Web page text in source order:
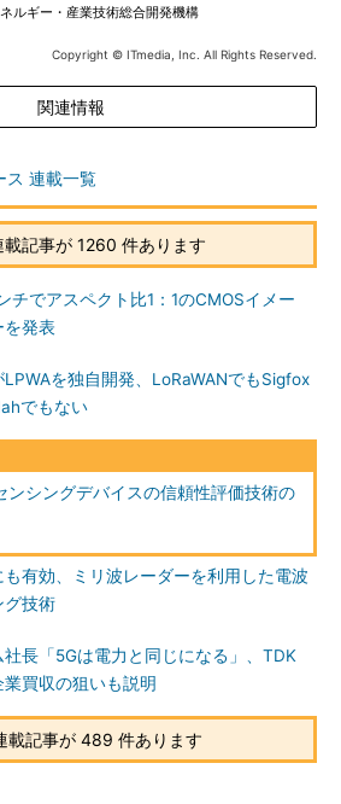
ルギー・産業技術総合開発機構
Copyright © ITmedia, Inc. All Rights Reserved.
関連情報
ス 連載一覧
載記事が 1260 件あります
チでアスペクト比1：1のCMOSイメー
を発表
LPWAを独自開発、LoRaWANでもSigfox
でもない
ンシングデバイスの信頼性評価技術の
も有効、ミリ波レーダーを利用した電波
グ技術
社長「5Gは電力と同じになる」、TDK
業買収の狙いも説明
載記事が 489 件あります